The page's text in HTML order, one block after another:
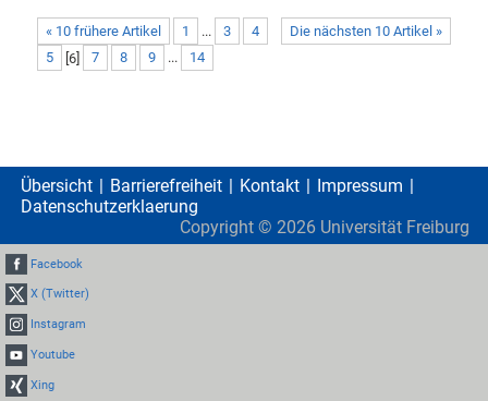
« 10 frühere Artikel Die nächsten 10 Artikel »
1 ... 3
4
5
[6] 7 8 9 ... 14
Übersicht Barrierefreiheit Kontakt
Impressum
Datenschutzerklaerung
Copyright © 2026 Universität Freiburg
Facebook
X (Twitter)
Instagram
Youtube
Xing